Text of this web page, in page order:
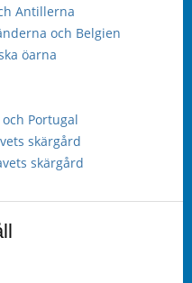
Antillerna
och Belgien
öarna
Portugal
skärgård
skärgård